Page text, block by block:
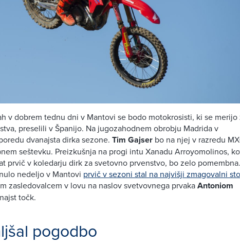
v dobrem tednu dni v Mantovi se bodo motokrosisti, ki se merijo
preselili v Španijo. Na jugozahodnem obrobju Madrida v
dvanajsta dirka sezone. Tim Gajser bo na njej v razredu
seštevku. Preizkušnja na progi intu Xanadu Arroyomolinos,
prvič v koledarju dirk za svetovno prvenstvo, bo zelo
nedeljo v Mantovi prvič v sezoni stal na najvišji zmagovalni
zasledovalcem v lovu na naslov svetvovnega prvakaAntoniom
točk.
pogodbo